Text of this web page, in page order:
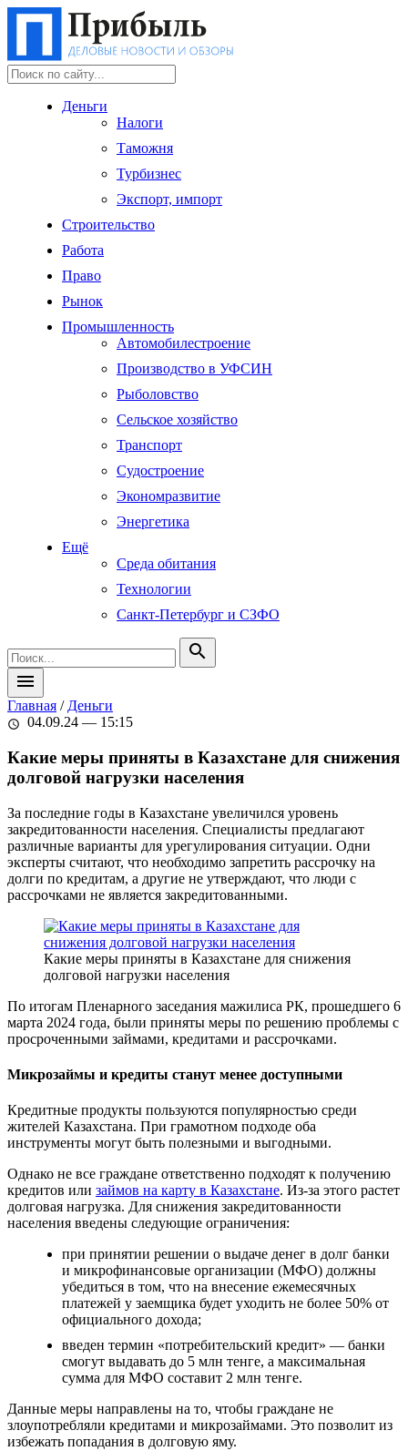
Деньги
Налоги
Таможня
Турбизнес
Экспорт, импорт
Строительство
Работа
Право
Рынок
Промышленность
Автомобилестроение
Производство в УФСИН
Рыболовство
Сельское хозяйство
Транспорт
Судостроение
Экономразвитие
Энергетика
Ещё
Среда обитания
Технологии
Санкт-Петербург и СЗФО
search
menu
Главная / Деньги
schedule 04.09.24 — 15:15
Какие меры приняты в Казахстане для снижения
долговой нагрузки населения
За последние годы в Казахстане увеличился уровень
закредитованности населения. Специалисты предлагают
различные варианты для урегулирования ситуации. Одни
эксперты считают, что необходимо запретить рассрочку на
долги по кредитам, а другие не утверждают, что люди с
рассрочками не является закредитованными.
Какие меры приняты в Казахстане для снижения
долговой нагрузки населения
По итогам Пленарного заседания мажилиса РК, прошедшего 6
марта 2024 года, были приняты меры по решению проблемы с
просроченными займами, кредитами и рассрочками.
Микрозаймы и кредиты станут менее доступными
Кредитные продукты пользуются популярностью среди
жителей Казахстана. При грамотном подходе оба
инструменты могут быть полезными и выгодными.
Однако не все граждане ответственно подходят к получению
кредитов или займов на карту в Казахстане. Из-за этого растет
долговая нагрузка. Для снижения закредитованности
населения введены следующие ограничения:
при принятии решении о выдаче денег в долг банки
и микрофинансовые организации (МФО) должны
убедиться в том, что на внесение ежемесячных
платежей у заемщика будет уходить не более 50% от
официального дохода;
введен термин «потребительский кредит» — банки
смогут выдавать до 5 млн тенге, а максимальная
сумма для МФО составит 2 млн тенге.
Данные меры направлены на то, чтобы граждане не
злоупотребляли кредитами и микрозаймами. Это позволит из
избежать попадания в долговую яму.